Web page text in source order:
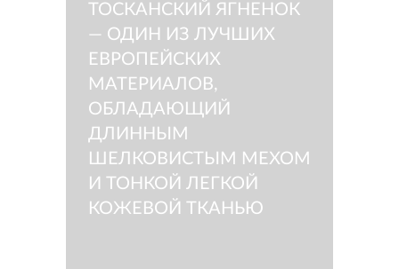
ТОСКАНСКИЙ ЯГНЕНОК
— ОДИН ИЗ ЛУЧШИХ
ЕВРОПЕЙСКИХ
МАТЕРИАЛОВ,
ОБЛАДАЮЩИЙ
ДЛИННЫМ
ШЕЛКОВИСТЫМ МЕХОМ
И ТОНКОЙ ЛЕГКОЙ
КОЖЕВОЙ ТКАНЬЮ